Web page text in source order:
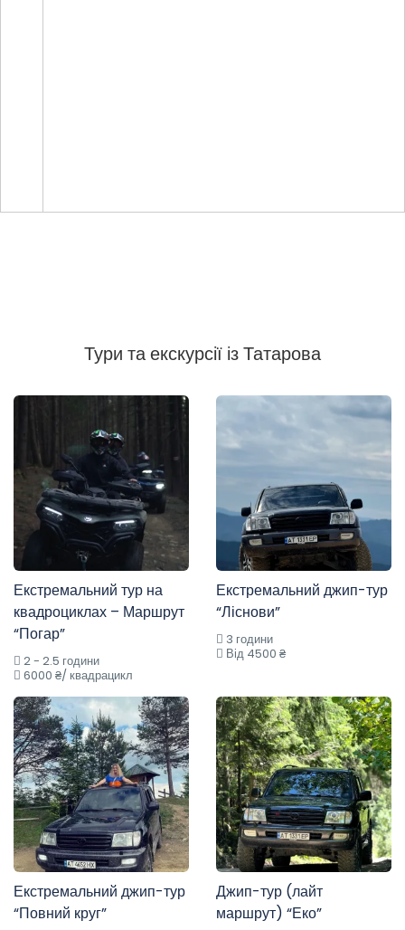
Тури та екскурсії із Татарова
Екстремальний тур на
квадроциклах – Маршрут
“Погар”
2 - 2.5 години
6000 ₴/ квадрацикл
Екстремальний джип-тур
“Ліснови”
3 години
Від 4500 ₴
Екстремальний джип-тур
“Повний круг”
Джип-тур (лайт
маршрут) “Еко”